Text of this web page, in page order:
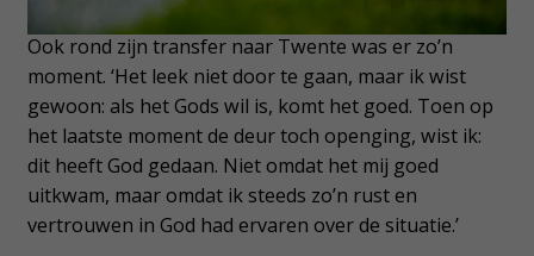
Ook rond zijn transfer naar Twente was er zo’n
moment. ‘Het leek niet door te gaan, maar ik wist
gewoon: als het Gods wil is, komt het goed. Toen op
het laatste moment de deur toch openging, wist ik:
dit heeft God gedaan. Niet omdat het mij goed
uitkwam, maar omdat ik steeds zo’n rust en
vertrouwen in God had ervaren over de situatie.’